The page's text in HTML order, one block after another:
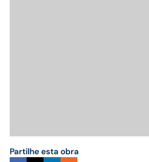
Partilhe esta obra